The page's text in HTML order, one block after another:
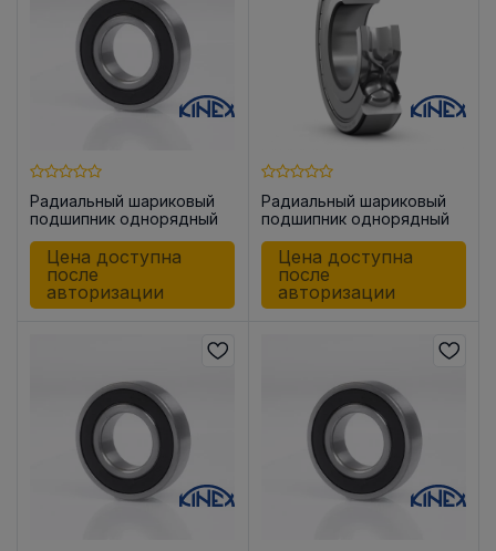
Радиальный шариковый
подшипник однорядный
Цена доступна
после
авторизации
Радиальный шариковый
подшипник однорядный
Цена доступна
после
авторизации